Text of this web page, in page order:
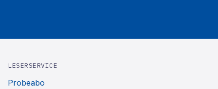
LESERSERVICE
Probeabo